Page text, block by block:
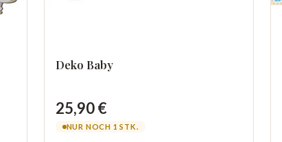
Deko Baby
25,90 €
NUR NOCH 1 STK.